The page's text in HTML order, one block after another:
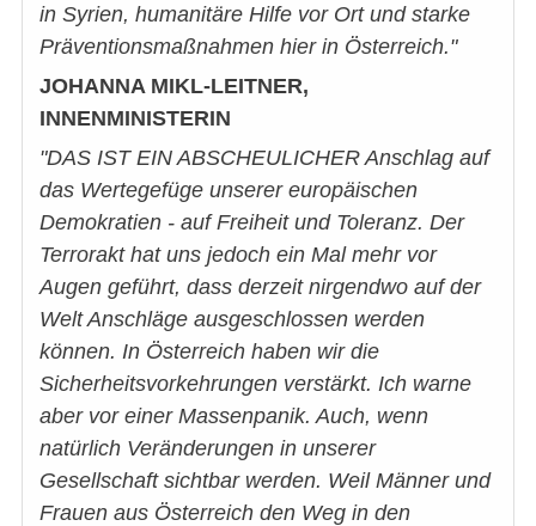
in Syrien, humanitäre Hilfe vor Ort und starke
Präventionsmaßnahmen hier in Österreich."
JOHANNA MIKL-LEITNER,
INNENMINISTERIN
"DAS IST EIN ABSCHEULICHER Anschlag auf
das Wertegefüge unserer europäischen
Demokratien - auf Freiheit und Toleranz. Der
Terrorakt hat uns jedoch ein Mal mehr vor
Augen geführt, dass derzeit nirgendwo auf der
Welt Anschläge ausgeschlossen werden
können. In Österreich haben wir die
Sicherheitsvorkehrungen verstärkt. Ich warne
aber vor einer Massenpanik. Auch, wenn
natürlich Veränderungen in unserer
Gesellschaft sichtbar werden. Weil Männer und
Frauen aus Österreich den Weg in den